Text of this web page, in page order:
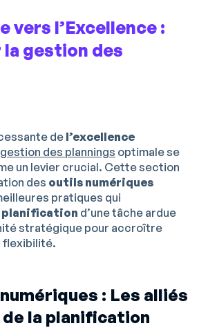
vers l’Excellence :
gestion des
de l’excellence
gestion des plannings optimale se
un levier crucial. Cette section
des outils numériques
pratiques qui
planification d’une tâche ardue
stratégique pour accroître
flexibilité.
: Les alliés
la planification